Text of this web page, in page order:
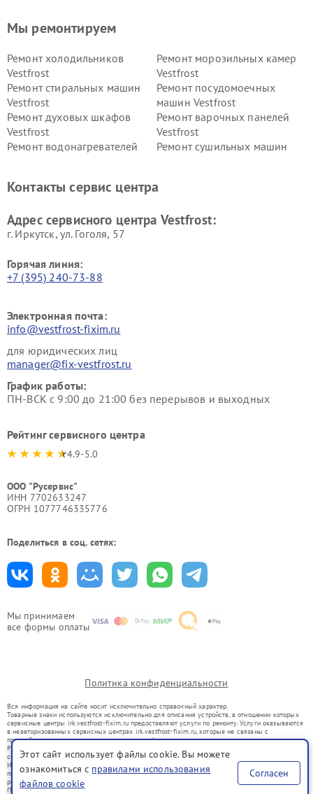
Мы принимаем
все формы оплаты
Мы ремонтируем
Ремонт холодильников
Vestfrost
Ремонт морозильных камер
Vestfrost
Ремонт стиральных машин
Vestfrost
Ремонт посудомоечных
машин Vestfrost
Ремонт духовых шкафов
Vestfrost
Ремонт варочных панелей
Vestfrost
Ремонт водонагревателей
Ремонт сушильных машин
Vestfrost
Контакты сервис центра
Адрес сервисного центра Vestfrost:
г. Иркутск, ул. ​Гоголя, 57
Горячая линия:
+7 (395) 240-73-88
Электронная почта:
info@vestfrost-fixim.ru
для юридических лиц
manager@fix-vestfrost.ru
График работы:
ПН-ВСК с 9:00 до 21:00 без перерывов и выходных
Рейтинг сервисного центра
4.9-5.0
ООО "Русервис"
ИНН 7702633247
ОГРН 1077746335776
Поделиться в соц. сетях:
Политика конфиденциальности
Вся информация на сайте носит исключительно справочный характер.
Товарные знаки используются исключительно для описания устройств, в отношении которых
сервисные центры irk.vestfrost-fixim.ru предоставляют услуги по ремонту. Услуги оказываются
в неавторизованных сервисных центрах irk.vestfrost-fixim.ru, которые не связаны с
правообладателями товарных знаков или их официальными представителями.
Ремонт осуществляется для устройств, уже введенных в гражданский оборот в соответствии
со статьей 1487 ГК РФ.
Использование товарных знаков не преследует цели индивидуализации услуг или введения
потребителей в заблуждение, а служит для информирования о предоставляемых услугах по
ремонту техники указанных брендов.
Представленная на сайте информация не является публичной офертой, определяемой
Этот сайт использует файлы cookie. Вы можете
ознакомиться с правилами использования
файлов cookie
Согласен